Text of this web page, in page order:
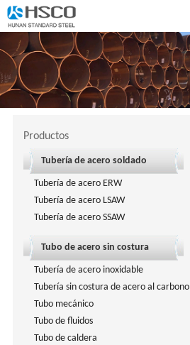
Productos
Tubería de acero soldado
Tubería de acero ERW
Tubería de acero LSAW
Tubería de acero SSAW
Tubo de acero sin costura
Tubería de acero inoxidable
Tubería sin costura de acero al carbono
Tubo mecánico
Tubo de fluidos
Tubo de caldera